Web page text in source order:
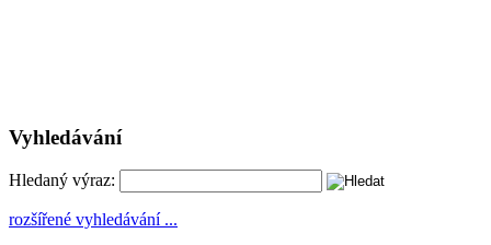
Vyhledávání
Hledaný výraz:
rozšířené vyhledávání ...